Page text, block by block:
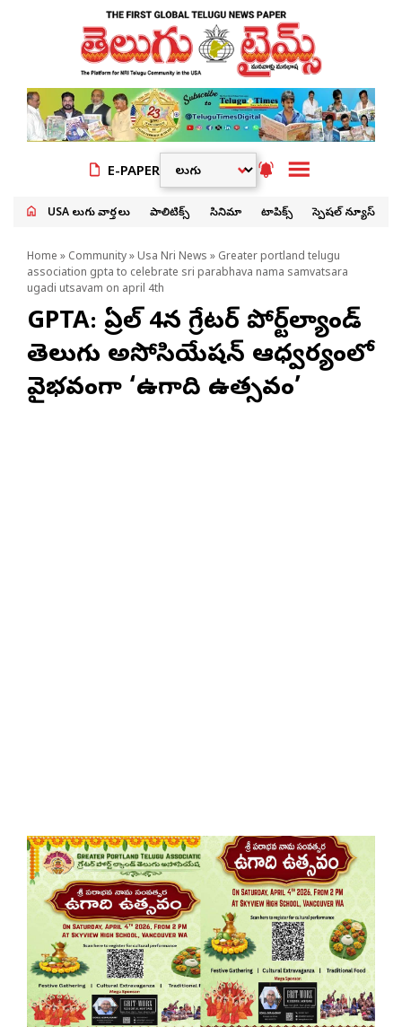
E-PAPER
USA తెలుగు వార్తలు పాలిటిక్స్ సినిమా టాపిక్స్ స్పెషల్ న్యూస్
Home » Community» Usa Nri News » Greater portland telugu
association gpta to celebrate sri parabhava nama samvatsara
ugadi utsavam on april 4th
GPTA: ఏప్రిల్ 4న గ్రేటర్ పోర్ట్‌ల్యాండ్
తెలుగు అసోసియేషన్ ఆధ్వర్యంలో
వైభవంగా ‘ఉగాది ఉత్సవం’